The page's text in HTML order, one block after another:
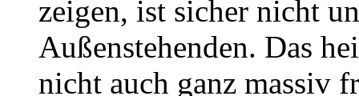
zeigen, ist sicher nicht
Außenstehenden. Das
nicht auch ganz massiv